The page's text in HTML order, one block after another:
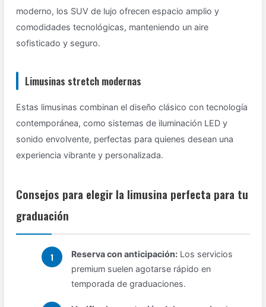
moderno, los SUV de lujo ofrecen espacio amplio y
comodidades tecnológicas, manteniendo un aire
sofisticado y seguro.
Limusinas stretch modernas
Estas limusinas combinan el diseño clásico con tecnología
contemporánea, como sistemas de iluminación LED y
sonido envolvente, perfectas para quienes desean una
experiencia vibrante y personalizada.
Consejos para elegir la limusina perfecta para tu
graduación
Reserva con anticipación: Los servicios
premium suelen agotarse rápido en
temporada de graduaciones.